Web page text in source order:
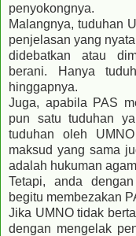
penyokongnya.
Malangnya, tuduhan
penjelasan yang
didebatkan atau
berani. Hanya
hinggapnya.
Juga, apabila PAS
pun satu tuduhan
tuduhan oleh
maksud yang sama
adalah hukuman
Tetapi, anda
begitu membezakan
Jika UMNO tidak
dengan mengelak